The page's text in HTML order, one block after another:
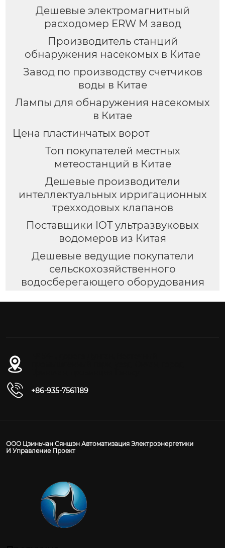
Дешевые электромагнитный
расходомер ERW M завод
Производитель станций
обнаружения насекомых в Китае
Завод по производству счетчиков
воды в Китае
Лампы для обнаружения насекомых
в Китае
Цена пластинчатых ворот
Топ покупателей местных
метеостанций в Китае
Дешевые производители
интеллектуальных ирригационных
трехходовых клапанов
Поставщики IOT ультразвуковых
водомеров из Китая
Дешевые ведущие покупатели
сельскохозяйственного
водосберегающего оборудования
+86-935-7561189
ООО Цзиньчан Сяншэн Автоматизация Электроэнергетики
И Управление Проект